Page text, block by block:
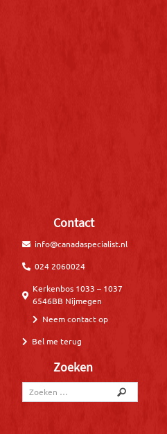
Contact
info@canadaspecialist.nl
024 2060024
Kerkenbos 1033 – 1037
6546BB Nijmegen
Neem contact op
Bel me terug
Zoeken